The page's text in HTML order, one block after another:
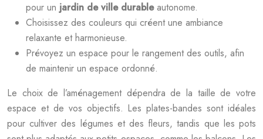
pour un jardin de ville durableautonome.
Choisissez des couleurs qui créent une ambiance
relaxante et harmonieuse.
Prévoyez un espace pour le rangement des outils, afin
de maintenir un espace ordonné.
Le choix de l’aménagement dépendra de la taille de votre
espace et de vos objectifs. Les plates-bandes sont idéales
pour cultiver des légumes et des fleurs, tandis que les pots